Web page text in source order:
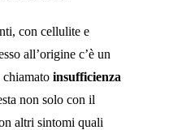
con cellulite e
all’origine c’è un
insufficienza
non solo con il
altri sintomi quali